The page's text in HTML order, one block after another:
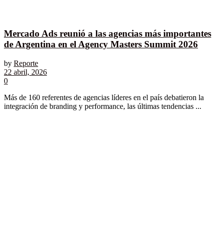
Mercado Ads reunió a las agencias más importantes
de Argentina en el Agency Masters Summit 2026
by Reporte
22 abril, 2026
0
Más de 160 referentes de agencias líderes en el país debatieron la
integración de branding y performance, las últimas tendencias ...